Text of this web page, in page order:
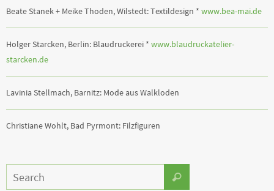
Beate Stanek + Meike Thoden, Wilstedt: Textildesign * www.bea-mai.de
Holger Starcken, Berlin: Blaudruckerei * www.blaudruckatelier-
starcken.de
Lavinia Stellmach, Barnitz: Mode aus Walkloden
Christiane Wohlt, Bad Pyrmont: Filzfiguren